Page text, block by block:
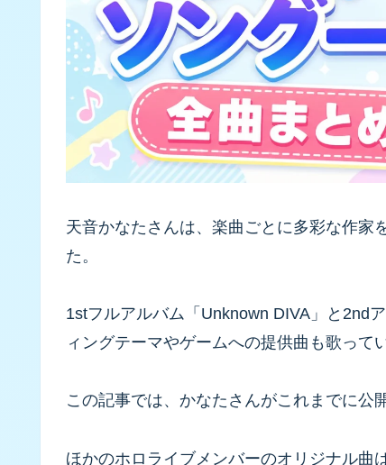
天音かなたさんは、楽曲ごとに多彩な作家
た。
1stフルアルバム「Unknown DIVA」と2nd
ィングテーマやゲームへの提供曲も歌って
この記事では、かなたさんがこれまでに公
ほかのホロライブメンバーのオリジナル曲は